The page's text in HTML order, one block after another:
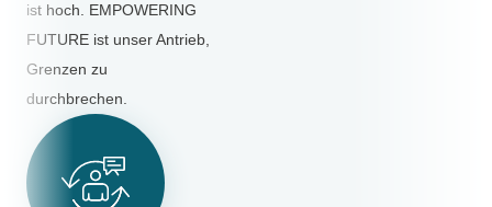
ist hoch. EMPOWERING
FUTURE ist unser Antrieb,
Grenzen zu
durchbrechen.